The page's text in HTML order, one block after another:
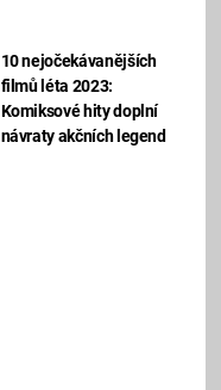
10 nejočekávanějších
filmů léta 2023:
Komiksové hity doplní
návraty akčních legend